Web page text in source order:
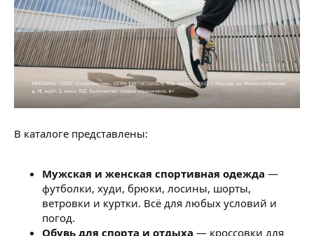
В каталоге представлены:
Мужская и женская спортивная одежда —
футболки, худи, брюки, лосины, шорты,
ветровки и куртки. Всё для любых условий и
погод.
Обувь для спорта и отдыха — кроссовки для